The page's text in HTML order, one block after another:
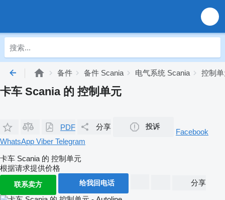
备件 备件 Scania 电气系统 Scania 控制
卡车 Scania 的 控制单元
PDF 分享 投诉
Facebook
WhatsApp Viber Telegram
卡车 Scania 的 控制单元
根据请求提供价格
联系卖方 给我回电话 分享